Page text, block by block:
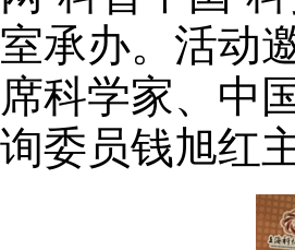
室承办。活动
席科学家、中
询委员钱旭红